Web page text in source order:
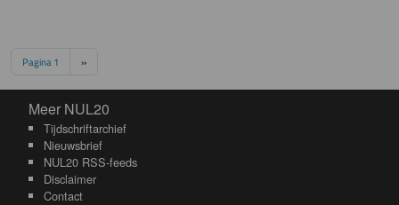
Paginering
Pagina 1 Volgende pagina
››
Meer NUL20
Meer NUL20
Tijdschriftarchief
Nieuwsbrief
NUL20 RSS-feeds
Disclaimer
Contact